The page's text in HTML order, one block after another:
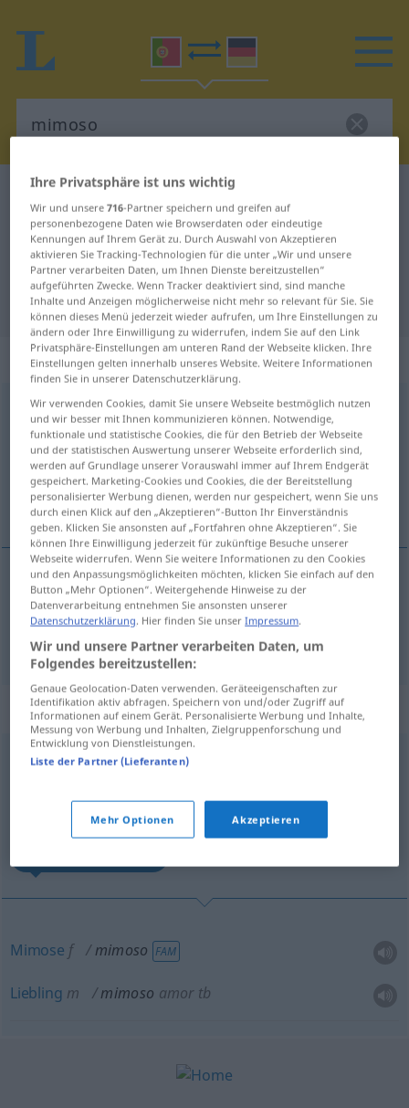
Portugiesisch-Deutsch Wörterbuch
Portugiesisch-Deutsch
Übersetzung für "mimoso"
"mimoso" Deutsch Übersetzung
„mimoso“: adjectivo
mimoso [miˈmozu]adj
Übersicht aller Übersetzungen
(Für mehr Details die Übersetzung anklicken/antippen)
empfindlich, verhätschelt
empfindlich mimoso
verhätschelt mimoso PEJ
„mimoso“: masculino
mimoso [miˈmozu]m
Übersicht aller Übersetzungen
(Für mehr Details die Übersetzung anklicken/antippen)
Mimose f mimoso FAM
Liebling m mimoso amor tb
Ihre Privatsphäre ist uns wichtig
Wir und unsere716-Partner speichern und greifen auf
personenbezogene Daten wie Browserdaten oder eindeutige
Kennungen auf Ihrem Gerät zu. Durch Auswahl von Akzeptieren
aktivieren Sie Tracking-Technologien für die unter „Wir und unsere
Partner verarbeiten Daten, um Ihnen Dienste bereitzustellen“
aufgeführten Zwecke. Wenn Tracker deaktiviert sind, sind manche
Inhalte und Anzeigen möglicherweise nicht mehr so relevant für Sie. Sie
können dieses Menü jederzeit wieder aufrufen, um Ihre Einstellungen zu
ändern oder Ihre Einwilligung zu widerrufen, indem Sie auf den Link
Privatsphäre-Einstellungen am unteren Rand der Webseite klicken. Ihre
Einstellungen gelten innerhalb unseres Website. Weitere Informationen
finden Sie in unserer Datenschutzerklärung.
Wir verwenden Cookies, damit Sie unsere Webseite bestmöglich nutzen
und wir besser mit Ihnen kommunizieren können. Notwendige,
funktionale und statistische Cookies, die für den Betrieb der Webseite
und der statistischen Auswertung unserer Webseite erforderlich sind,
werden auf Grundlage unserer Vorauswahl immer auf Ihrem Endgerät
gespeichert. Marketing-Cookies und Cookies, die der Bereitstellung
personalisierter Werbung dienen, werden nur gespeichert, wenn Sie uns
durch einen Klick auf den „Akzeptieren“-Button Ihr Einverständnis
geben. Klicken Sie ansonsten auf „Fortfahren ohne Akzeptieren“. Sie
können Ihre Einwilligung jederzeit für zukünftige Besuche unserer
Webseite widerrufen. Wenn Sie weitere Informationen zu den Cookies
und den Anpassungsmöglichkeiten möchten, klicken Sie einfach auf den
Button „Mehr Optionen“. Weitergehende Hinweise zu der
Datenverarbeitung entnehmen Sie ansonsten unserer
Datenschutzerklärung. Hier finden Sie unserImpressum.
Wir und unsere Partner verarbeiten Daten, um
Folgendes bereitzustellen:
Genaue Geolocation-Daten verwenden. Geräteeigenschaften zur
Identifikation aktiv abfragen. Speichern von und/oder Zugriff auf
Informationen auf einem Gerät. Personalisierte Werbung und Inhalte,
Messung von Werbung und Inhalten, Zielgruppenforschung und
Entwicklung von Dienstleistungen.
Liste der Partner (Lieferanten)
Mehr Optionen Akzeptieren